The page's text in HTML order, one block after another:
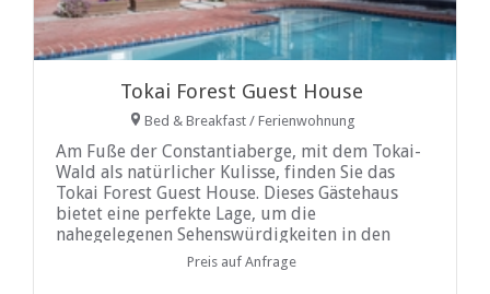
Tokai Forest Guest House
Bed & Breakfast / Ferienwohnung
Am Fuße der Constantiaberge, mit dem Tokai-
Wald als natürlicher Kulisse, finden Sie das
Tokai Forest Guest House. Dieses Gästehaus
bietet eine perfekte Lage, um die
nahegelegenen Sehenswürdigkeiten in den
südlichen Vororten von Kapstadt zu erkunden.
Unsere Suiten und Zimmer sind mit
Preis auf Anfrage